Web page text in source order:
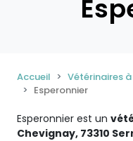
Accueil
Vétérinaires
Esperonnier
Esperonnier est un
Chevignay, 73310